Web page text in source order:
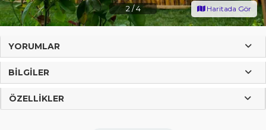
2 /4 Haritada Gör
YORUMLAR
BILGILER
ÖZELLIKLER